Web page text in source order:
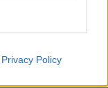
Privacy Policy
from vegetable
leather gives